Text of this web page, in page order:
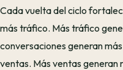
Cada vuelta del ciclo
más tráfico. Más tráfico
conversaciones generan
ventas. Más ventas generan